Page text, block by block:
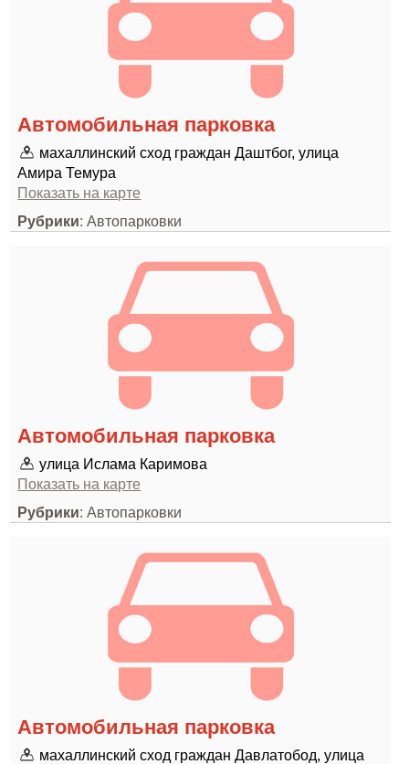
Автомобильная парковка
махаллинский сход граждан Даштбог, улица
Амира Темура
Показать на карте
Рубрики: Автопарковки
Автомобильная парковка
улица Ислама Каримова
Показать на карте
Рубрики: Автопарковки
Автомобильная парковка
махаллинский сход граждан Давлатобод, улица